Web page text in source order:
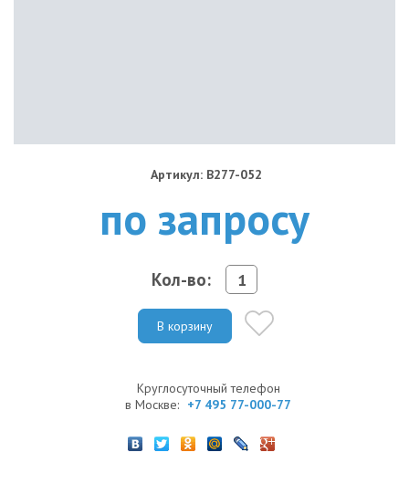
Артикул: B277-052
по запросу
Кол-во:
В корзину
Круглосуточный телефон
в Москве: +7 495 77-000-77